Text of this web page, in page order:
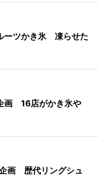
ーツかき氷 凍らせた
画 16店がかき氷や
画 歴代リングシュ